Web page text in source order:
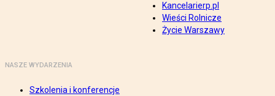
Kancelarierp.pl
Wieści Rolnicze
Życie Warszawy
NASZE WYDARZENIA
Szkolenia i konferencje